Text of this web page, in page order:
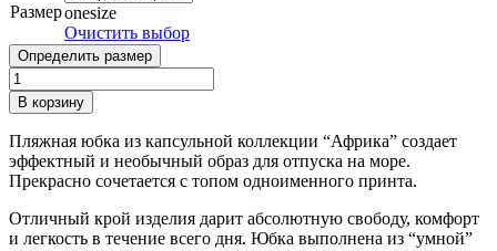
Размерonesize
Очистить выбор
Определить размер
Количество
товара
Юбка
RoDaSoleil
«Африка
25»
В корзину
Пляжная юбка из капсульной коллекции “Африка” создает
эффектный и необычный образ для отпуска на море.
Прекрасно сочетается с топом одноименного принта.
Отличный крой изделия дарит абсолютную свободу, комфорт
и легкость в течение всего дня. Юбка выполнена из “умной”